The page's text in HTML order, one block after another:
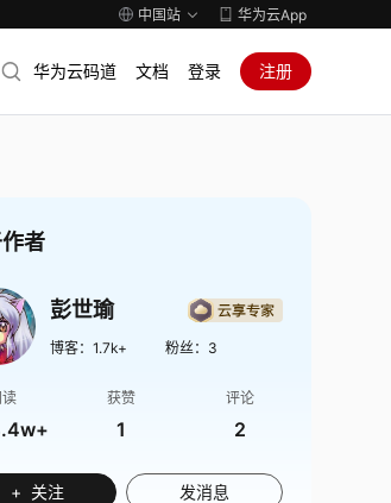
中国站 华为云App
华为云码道 文档 登录 注册
者
彭世瑜
博客： 1.7k+ 粉丝： 3
读 获赞
1
评论
2
+ 关注 发消息